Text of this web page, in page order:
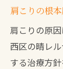
肩こりの根
肩こりの原
西区の晴レ
する治療方